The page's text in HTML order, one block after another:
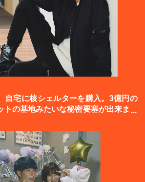
自宅に核シェルターを購入。3億円の
の基地みたいな秘密要塞が出来まし